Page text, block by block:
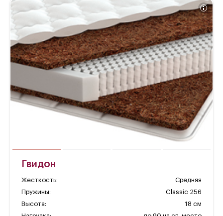
Гвидон
Жесткость:
Средняя
Пружины:
Classic 256
Высота:
18 см